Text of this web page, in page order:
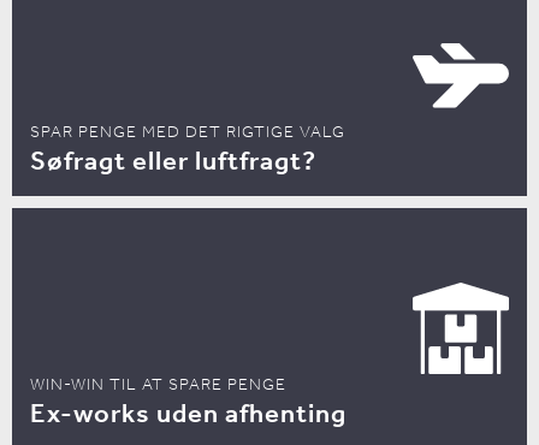
SPAR PENGE MED DET RIGTIGE VALG
Søfragt eller luftfragt?
WIN-WIN TIL AT SPARE PENGE
Ex-works uden afhenting